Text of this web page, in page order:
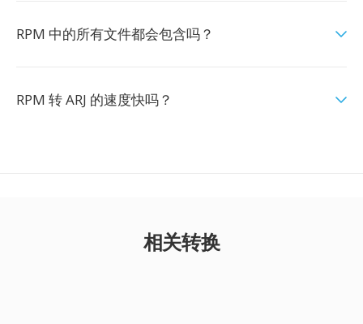
RPM 中的所有文件都会包含吗？
RPM 转 ARJ 的速度快吗？
相关转换